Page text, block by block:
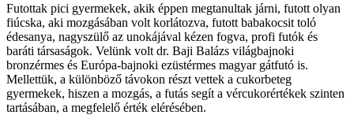
Futottak pici gyermekek, akik éppen megtanultak járni, futott olyan
fiúcska, aki mozgásában volt korlátozva, futott babakocsit toló
édesanya, nagyszülő az unokájával kézen fogva, profi futók és
baráti társaságok. Velünk volt dr. Baji Balázs világbajnoki
bronzérmes és Európa-bajnoki ezüstérmes magyar gátfutó is.
Mellettük, a különböző távokon részt vettek a cukorbeteg
gyermekek, hiszen a mozgás, a futás segít a vércukorértékek szinten
tartásában, a megfelelő érték elérésében.